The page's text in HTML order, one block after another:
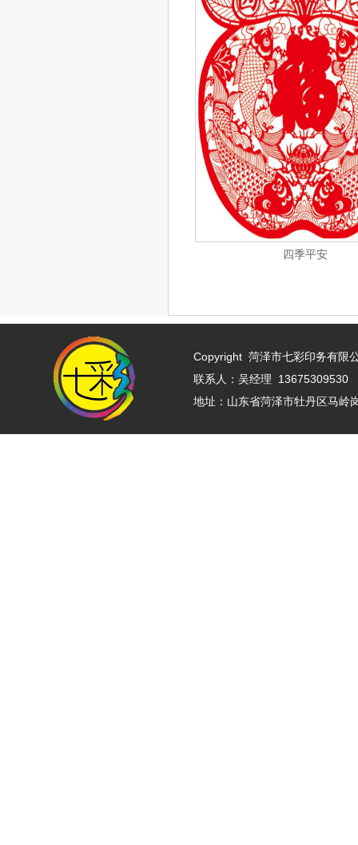
四季平安
Copyright 菏泽市七彩印务有限
联系人：吴经理
地址：山东省菏泽市牡丹区马